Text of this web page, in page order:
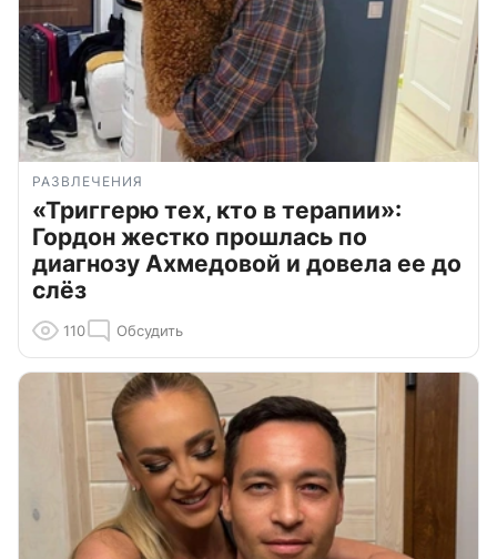
РАЗВЛЕЧЕНИЯ
«Триггерю тех, кто в терапии»:
Гордон жестко прошлась по
диагнозу Ахмедовой и довела ее до
слёз
110 Обсудить